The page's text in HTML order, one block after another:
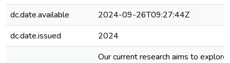
dc.date.available
2024-09-26T09:27:44Z
dc.date.issued
2024
Our current research aims to explore